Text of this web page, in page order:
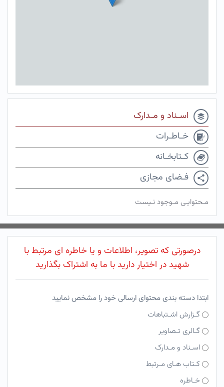
اسـناد و مـدارک
خـاطـرات
کـتابخـانه
فـضای مجازی
مـحتوایـی مـوجود نـیست
درصورتی که تصویر، اطلاعات و یا خاطره ای مرتبط با
شهید در اختیار دارید با ما به اشتراک بگذارید
ابتدا دسته بندی محتوای ارسالی خود را مشخص نمایید
گـزارش اشـتباهات
گـالری تـصاویر
اسـناد و مـدارک
کـتاب هـای مـرتبط
خـاطره